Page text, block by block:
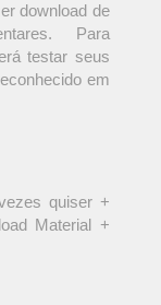
download de
Para
testar seus
em
quiser +
Material +